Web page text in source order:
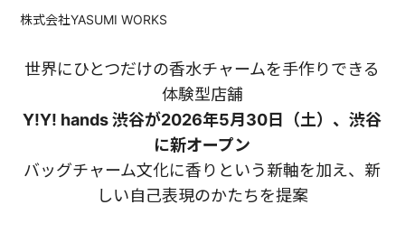
株式会社YASUMI WORKS
世界にひとつだけの香水チャームを手作りできる
体験型店舗
Y!Y! hands 渋谷が2026年5月30日（土）、渋谷
に新オープン
バッグチャーム文化に香りという新軸を加え、新
しい自己表現のかたちを提案